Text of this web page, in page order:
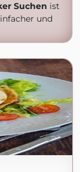
Suchen ist
und